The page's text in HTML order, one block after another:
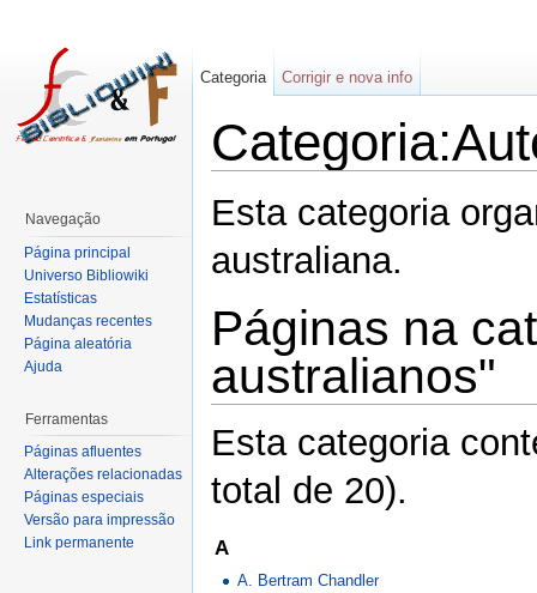
Esta categoria
australiana.
Páginas na
australianos"
Esta categoria
total de 20).
A
A. Bertram Chandler
Categoria Corrigir e nova info
Navegação
Página principal
Universo Bibliowiki
Estatísticas
Mudanças recentes
Página aleatória
Ajuda
Ferramentas
Páginas afluentes
Alterações relacionadas
Páginas especiais
Versão para impressão
Link permanente